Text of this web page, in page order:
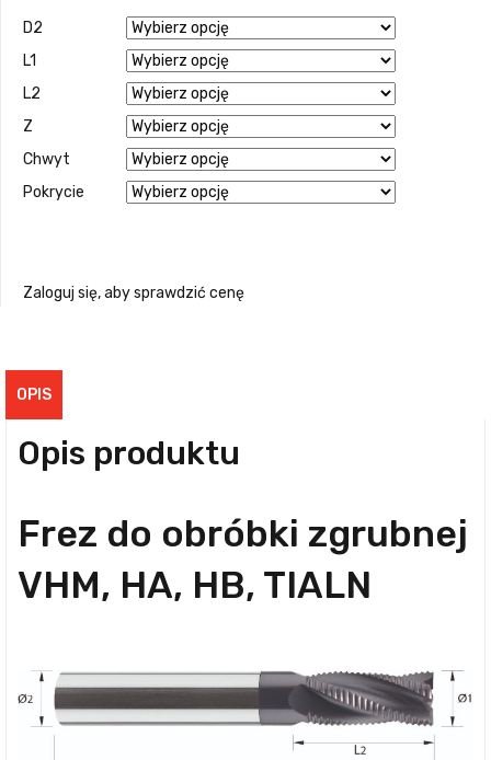
D2
L1
L2
Z
Chwyt
Pokrycie
Zaloguj się, aby sprawdzić cenę
OPIS
Opis produktu
Frez do obróbki zgrubnej
VHM, HA, HB, TIALN